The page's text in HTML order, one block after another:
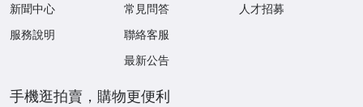
新聞中心
服務說明
常見問答
聯絡客服
最新公告
人才招募
手機逛拍賣，購物更便利